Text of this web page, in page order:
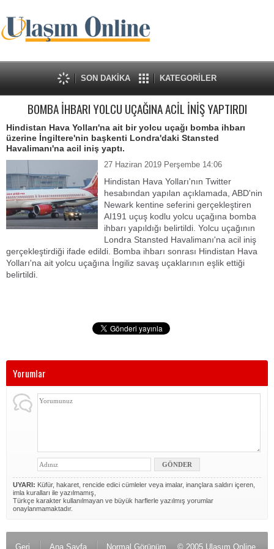
SON DAKİKA KATEGORİLER
BOMBA İHBARI YOLCU UÇAĞINA ACİL İNİŞ YAPTIRDI
Hindistan Hava Yolları'na ait bir yolcu uçağı bomba ihbarı
üzerine İngiltere'nin başkenti Londra'daki Stansted
Havalimanı'na acil iniş yaptı.
27 Haziran 2019 Perşembe 14:06
Hindistan Hava Yolları'nın Twitter
hesabından yapılan açıklamada, ABD'nin
Newark kentine seferini gerçekleştiren
AI191 uçuş kodlu yolcu uçağına bomba
ihbarı yapıldığı belirtildi. Yolcu uçağının
Londra Stansted Havalimanı'na acil iniş
gerçekleştirdiği ifade edildi. Bomba ihbarı sonrası Hindistan Hava
Yolları'na ait yolcu uçağına İngiliz savaş uçaklarının eşlik ettiği
belirtildi.
Yorumlar
UYARI: Küfür, hakaret, rencide edici cümleler veya imalar, inançlara saldırı içeren,
imla kuralları ile yazılmamış,
Türkçe karakter kullanılmayan ve büyük harflerle yazılmış yorumlar
onaylanmamaktadır.
Geri Ana Sayfa Normal Görünüm © 2005 Ulaşım Online